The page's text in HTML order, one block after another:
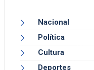
Nacional
Política
Cultura
Deportes